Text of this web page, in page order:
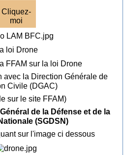
Cliquez-
moi
loi Drone
FFAM sur la loi Drone
avec la Direction Générale de
Civile (DGAC)
sur le site FFAM)
de la Défense et de la
(SGDSN)
sur l'image ci dessous